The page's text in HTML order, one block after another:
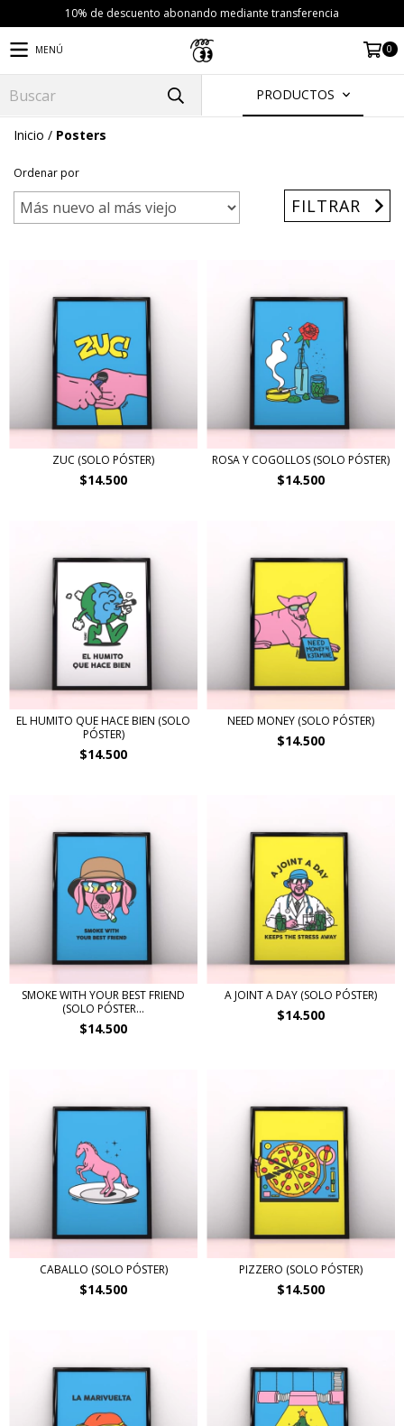
10% de descuento abonando mediante transferencia
MENÚ 0
PRODUCTOS
Inicio / Posters
Ordenar por
FILTRAR
ZUC (SOLO PÓSTER)
$14.500
ROSA Y COGOLLOS (SOLO PÓSTER)
$14.500
EL HUMITO QUE HACE BIEN (SOLO
PÓSTER)
$14.500
NEED MONEY (SOLO PÓSTER)
$14.500
SMOKE WITH YOUR BEST FRIEND
(SOLO PÓSTER...
$14.500
A JOINT A DAY (SOLO PÓSTER)
$14.500
CABALLO (SOLO PÓSTER)
$14.500
PIZZERO (SOLO PÓSTER)
$14.500